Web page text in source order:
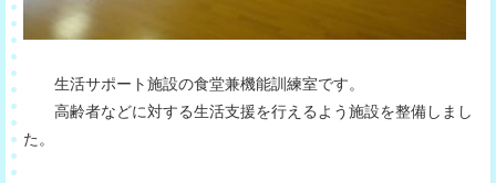
生活サポート施設の食堂兼機能訓練室です。
高齢者などに対する生活支援を行えるよう施設を整備しまし
た。